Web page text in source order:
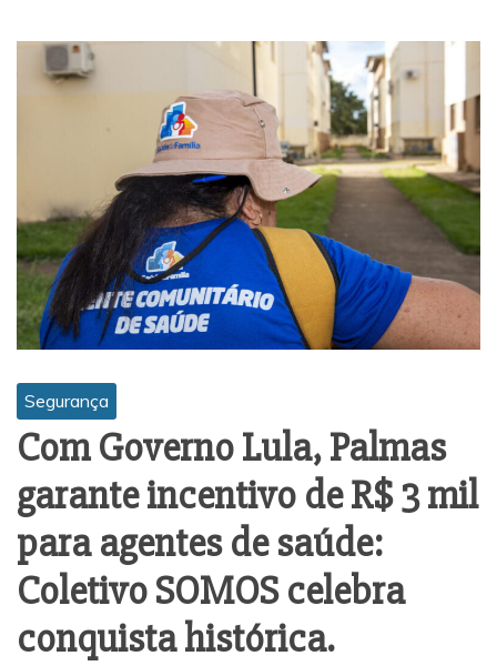
Segurança
Com Governo Lula, Palmas
garante incentivo de R$ 3 mil
para agentes de saúde:
Coletivo SOMOS celebra
conquista histórica.